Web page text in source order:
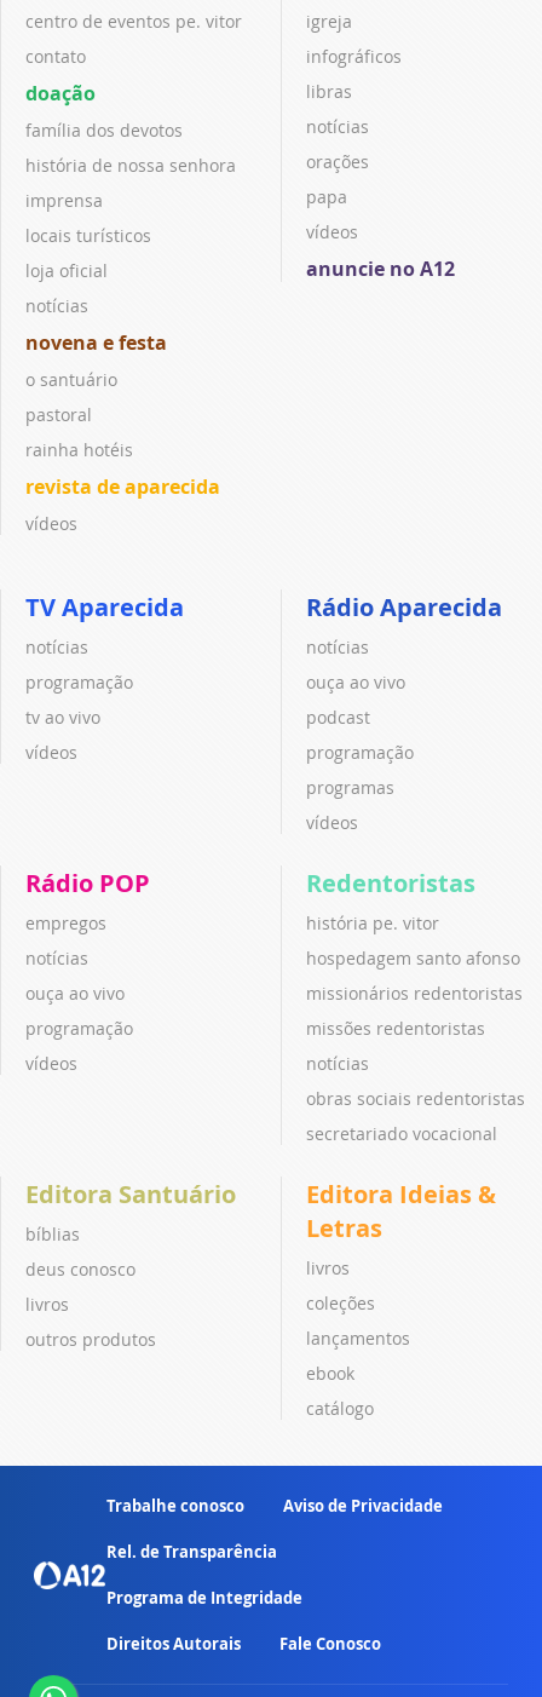
centro de eventos pe. vitor
contato
doação
família dos devotos
história de nossa senhora
imprensa
locais turísticos
loja oficial
notícias
novena e festa
o santuário
pastoral
rainha hotéis
revista de aparecida
vídeos
igreja
infográficos
libras
notícias
orações
papa
vídeos
anuncie no A12
TV Aparecida
notícias
programação
tv ao vivo
vídeos
Rádio Aparecida
notícias
ouça ao vivo
podcast
programação
programas
vídeos
Rádio POP
empregos
notícias
ouça ao vivo
programação
vídeos
Redentoristas
história pe. vitor
hospedagem santo afonso
missionários redentoristas
missões redentoristas
notícias
obras sociais redentoristas
secretariado vocacional
Editora Santuário
bíblias
deus conosco
livros
outros produtos
Editora Ideias &
Letras
livros
coleções
lançamentos
ebook
catálogo
Trabalhe conosco Aviso de Privacidade
Rel. de Transparência
Programa de Integridade
Direitos Autorais Fale Conosco